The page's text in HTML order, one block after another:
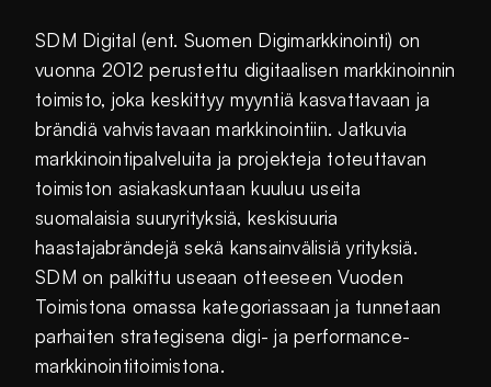
SDM Digital (ent. Suomen Digimarkkinointi) on
vuonna 2012 perustettu digitaalisen markkinoinnin
toimisto, joka keskittyy myyntiä kasvattavaan ja
brändiä vahvistavaan markkinointiin. Jatkuvia
markkinointipalveluita ja projekteja toteuttavan
toimiston asiakaskuntaan kuuluu useita
suomalaisia suuryrityksiä, keskisuuria
haastajabrändejä sekä kansainvälisiä yrityksiä.
SDM on palkittu useaan otteeseen Vuoden
Toimistona omassa kategoriassaan ja tunnetaan
parhaiten strategisena digi- ja performance-
markkinointitoimistona.